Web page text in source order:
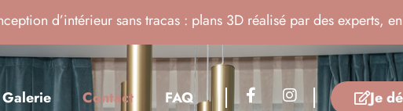
d’intérieur sans tracas : plans 3D réalisé par des experts,
Galerie Contact FAQ Je